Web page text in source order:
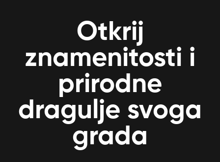
Otkrij
znamenitosti i
prirodne
dragulje svoga
grada